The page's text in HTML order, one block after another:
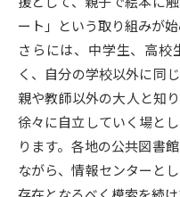
新生活お役立ちガイド
学問発
大学で学びたい学問発見
ート」という取り組みが始
さらには、中学生、高校
く、自分の学校以外に同
親や教師以外の大人と知
徐々に自立していく場と
ります。各地の公共図書
ながら、情報センターと